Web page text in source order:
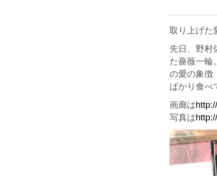
取り上げた
先日、野村
た薔薇一輪
の愛の象徴
ばかり食べ
画廊は
写真は